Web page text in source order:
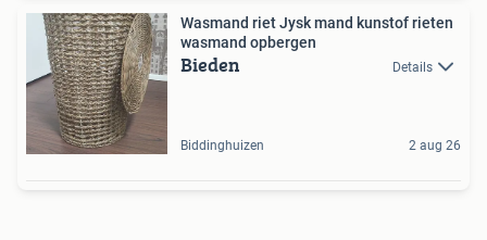
Wasmand riet Jysk mand kunstof rieten
wasmand opbergen
Bieden Details
Biddinghuizen 2 aug 26